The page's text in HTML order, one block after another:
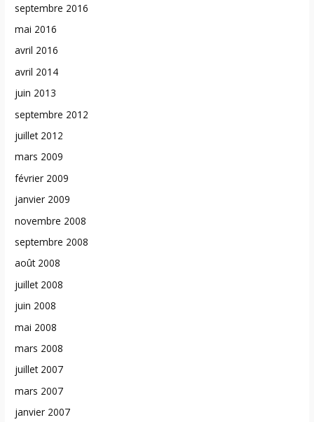
septembre 2016
mai 2016
avril 2016
avril 2014
juin 2013
septembre 2012
juillet 2012
mars 2009
février 2009
janvier 2009
novembre 2008
septembre 2008
août 2008
juillet 2008
juin 2008
mai 2008
mars 2008
juillet 2007
mars 2007
janvier 2007